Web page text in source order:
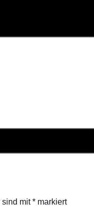
sind mit* markiert